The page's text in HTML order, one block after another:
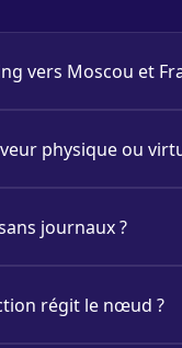
vers Moscou et
physique ou
journaux ?
régit le nœud ?